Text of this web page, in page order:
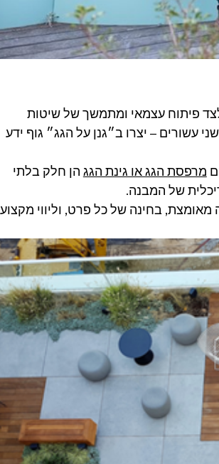
פיתוח עצמאי ומתמשך של שיטות
עשורים – יצרו ב״גנן על הגג״ גוף ידע
מרפסת הגג או גינת הגג הן חלק בלתי
של המבנה.
בחינה של כל פרט, וליווי